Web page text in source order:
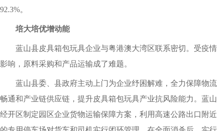
92.3%。
培大培优增动能
蓝山县皮具箱包玩具企业与粤港澳大湾区联系密切。受疫情
影响，原料采购和产品运输成了难题。
蓝山县委、县政府主动上门为企业纾困解难，全力保障物流
畅通和产业链供应链，提升皮具箱包玩具产业抗风险能力。蓝山
经开区制定园区企业货物运输保障方案，利用高速公路出口附近